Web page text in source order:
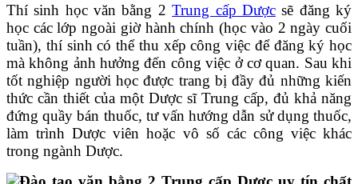
Thí sinh học văn bằng 2Trung cấp Dượcsẽ đăng ký
học các lớp ngoài giờ hành chính (học vào 2 ngày cuối
tuần), thí sinh có thể thu xếp công việc để đăng ký học
mà không ảnh hưởng đến công việc ở cơ quan. Sau khi
tốt nghiệp người học được trang bị đầy đủ những kiến
thức cần thiết của một Dược sĩ Trung cấp, đủ khả năng
đứng quầy bán thuốc, tư vấn hướng dẫn sử dụng thuốc,
làm trình Dược viên hoặc vô số các công việc khác
trong ngành Dược.